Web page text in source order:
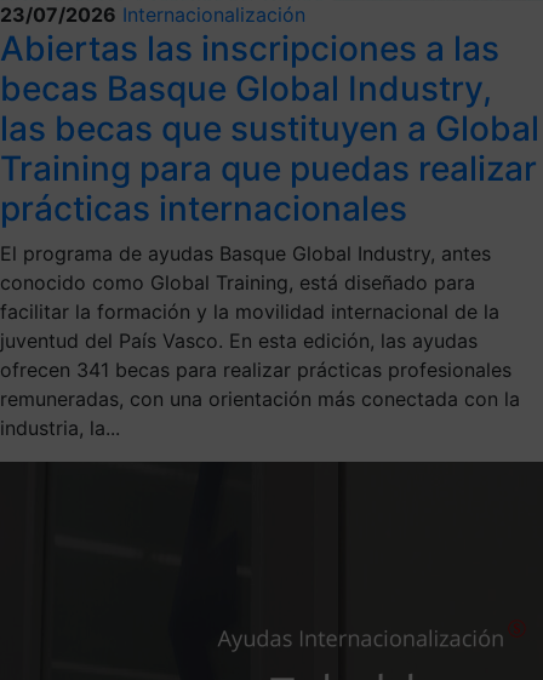
23/07/2026 Internacionalización
Abiertas las inscripciones a las
becas Basque Global Industry,
las becas que sustituyen a Global
Training para que puedas realizar
prácticas internacionales
El programa de ayudas Basque Global Industry, antes
conocido como Global Training, está diseñado para
facilitar la formación y la movilidad internacional de la
juventud del País Vasco. En esta edición, las ayudas
ofrecen 341 becas para realizar prácticas profesionales
remuneradas, con una orientación más conectada con la
industria, la...